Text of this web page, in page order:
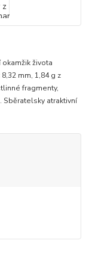
života
mm, 1,84 g z
fragmenty,
Sběratelsky atraktivní